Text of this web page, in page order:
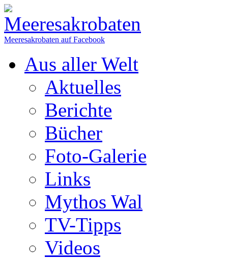
Meeresakrobaten auf Facebook
Aus aller Welt
Aktuelles
Berichte
Bücher
Foto-Galerie
Links
Mythos Wal
TV-Tipps
Videos